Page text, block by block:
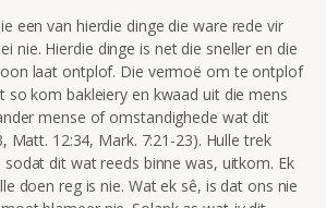
een van hierdie dinge die ware rede vir
nie. Hierdie dinge is net die sneller en die
laat ontplof. Die vermoë om te ontplof
so kom bakleiery en kwaad uit die mens
mense of omstandighede wat dit
Matt. 12:34, Mark. 7:21-23). Hulle trek
dit wat reeds binne was, uitkom. Ek
doen reg is nie. Wat ek sê, is dat ons nie